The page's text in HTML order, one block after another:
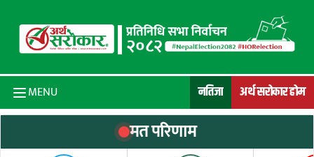
MENU नतिजा अर्थ सरोकार होम
मत परिणाम